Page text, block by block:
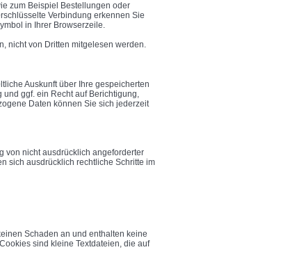
zum Beispiel Bestellungen oder
Verbindung erkennen Sie
in Ihrer Browserzeile.
nicht von Dritten mitgelesen werden.
Auskunft über Ihre gespeicherten
ggf. ein Recht auf Berichtigung,
Daten können Sie sich jederzeit
von nicht ausdrücklich angeforderter
sich ausdrücklich rechtliche Schritte im
Schaden an und enthalten keine
sind kleine Textdateien, die auf